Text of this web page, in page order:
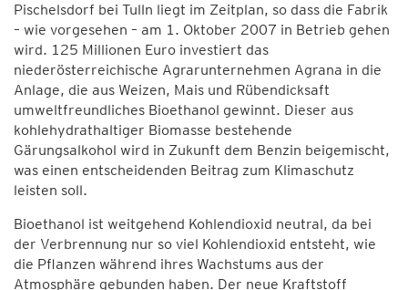
Pischelsdorf bei Tulln liegt im Zeitplan, so dass die Fabrik
– wie vorgesehen – am 1. Oktober 2007 in Betrieb gehen
wird. 125 Millionen Euro investiert das
niederösterreichische Agrarunternehmen Agrana in die
Anlage, die aus Weizen, Mais und Rübendicksaft
umweltfreundliches Bioethanol gewinnt. Dieser aus
kohlehydrathaltiger Biomasse bestehende
Gärungsalkohol wird in Zukunft dem Benzin beigemischt,
was einen entscheidenden Beitrag zum Klimaschutz
leisten soll.
Bioethanol ist weitgehend Kohlendioxid neutral, da bei
der Verbrennung nur so viel Kohlendioxid entsteht, wie
die Pflanzen während ihres Wachstums aus der
Atmosphäre gebunden haben. Der neue Kraftstoff